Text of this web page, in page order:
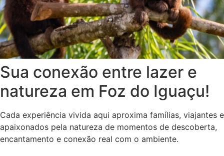
Sua conexão entre lazer e
natureza em Foz do Iguaçu!
Cada experiência vivida aqui aproxima famílias, viajantes e
apaixonados pela natureza de momentos de descoberta,
encantamento e conexão real com o ambiente.